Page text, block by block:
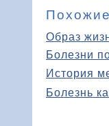
Образ
Болезни
История
Болезнь